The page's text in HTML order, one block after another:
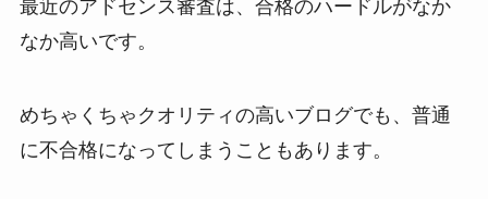
最近のアドセンス審査は、合格のハードルがなか
なか高いです。
めちゃくちゃクオリティの高いブログでも、普通
に不合格になってしまうこともあります。